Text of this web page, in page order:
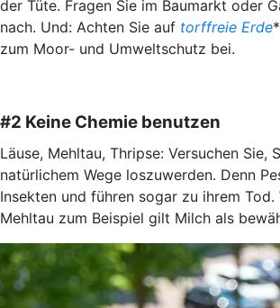
der Tüte. Fragen Sie im Baumarkt oder
nach. Und: Achten Sie auf torffreie Erde
zum Moor- und Umweltschutz bei.
#2 Keine Chemie benutzen
Läuse, Mehltau, Thripse: Versuchen Sie,
natürlichem Wege loszuwerden. Denn
Insekten und führen sogar zu ihrem Tod.
Mehltau zum Beispiel gilt Milch als